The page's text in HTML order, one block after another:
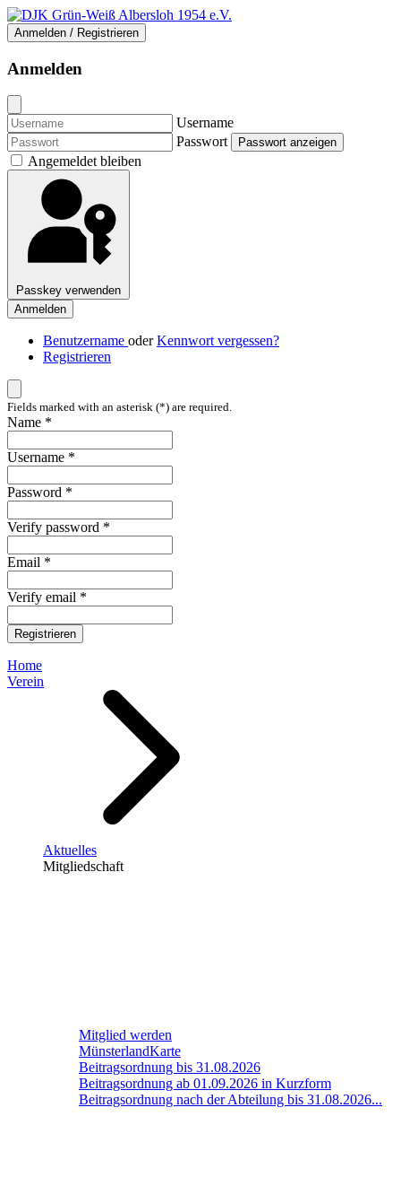
Anmelden / Registrieren
Anmelden
Username
Passwort
Passwort anzeigen
Angemeldet bleiben
Passkey verwenden
Anmelden
Benutzername oderKennwort vergessen?
Registrieren
Fields marked with an asterisk (*) are required.
Name *
Username *
Password *
Verify password *
Email *
Verify email *
Registrieren
Home
Verein
Aktuelles
Mitgliedschaft
Mitglied werden
MünsterlandKarte
Beitragsordnung bis 31.08.2026
Beitragsordnung ab 01.09.2026 in Kurzform
Beitragsordnung nach der Abteilung bis 31.08.2026...